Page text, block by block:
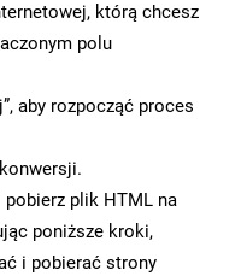
którą chcesz
polu
aby rozpocząć proces
plik HTML na
poniższe kroki,
i pobierać strony